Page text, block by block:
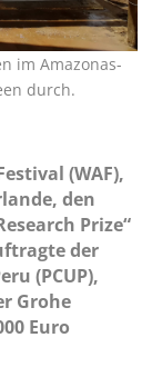
im Amazonas-
durch.
(WAF),
den
Prize“
der
(PCUP),
Grohe
Euro